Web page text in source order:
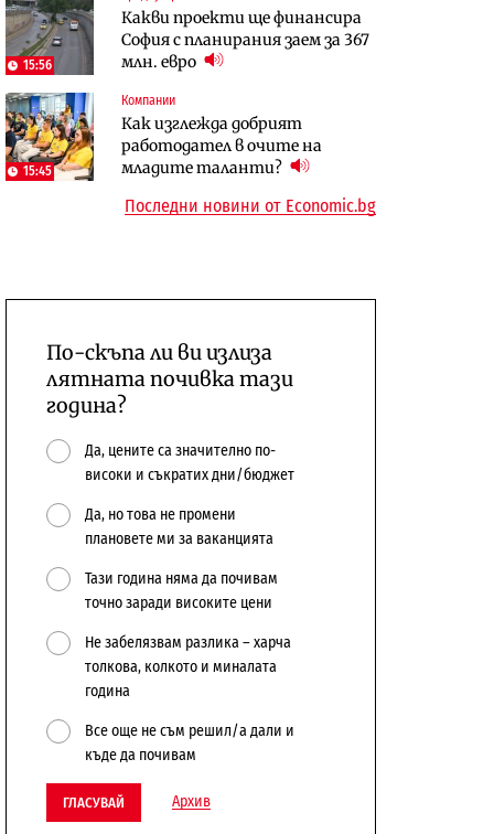
15:56
Какви проекти ще финансира
София с планирания заем за 367
млн. евро
15:45
Компании
Как изглежда добрият
работодател в очите на
младите таланти?
бюджетите си
To:know
цените в лева: Какво
предстои?
Компании
технологичните компании и
системните интегратори
Последни новини от Economic.bg
По-скъпа ли ви излиза
лятната почивка тази
година?
Да, цените са значително по-
високи и съкратих дни/бюджет
Да, но това не промени
плановете ми за ваканцията
Тази година няма да почивам
точно заради високите цени
Не забелязвам разлика – харча
толкова, колкото и миналата
година
Все още не съм решил/а дали и
къде да почивам
ГЛАСУВАЙ Архив